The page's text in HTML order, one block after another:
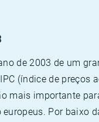
de 2003 de um
(índice de preços
mais importante
Por baixo